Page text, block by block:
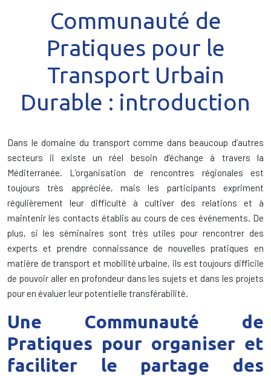
Communauté de
Pratiques pour le
Transport Urbain
Durable : introduction
Dans le domaine du transport comme dans beaucoup d’autres
secteurs il existe un réel besoin d’échange à travers la
Méditerranée. L’organisation de rencontres régionales est
toujours très appréciée, mais les participants expriment
régulièrement leur difficulté à cultiver des relations et à
maintenir les contacts établis au cours de ces événements. De
plus, si les séminaires sont très utiles pour rencontrer des
experts et prendre connaissance de nouvelles pratiques en
matière de transport et mobilité urbaine, ils est toujours difficile
de pouvoir aller en profondeur dans les sujets et dans les projets
pour en évaluer leur potentielle transférabilité.
Une Communauté de
Pratiques pour organiser et
faciliter le partage des